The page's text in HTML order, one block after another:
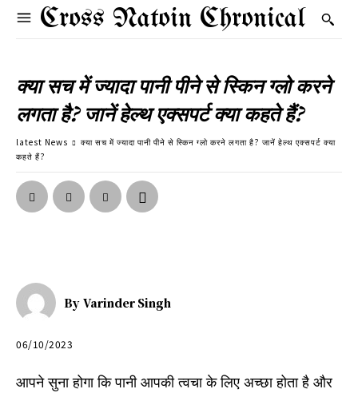
Cross Natoin Chronical
क्या सच में ज्यादा पानी पीने से स्किन ग्लो करने
लगता है? जानें हेल्थ एक्सपर्ट क्या कहते हैं?
latest News
क्या सच में ज्यादा पानी पीने से स्किन ग्लो करने लगता है? जानें हेल्थ एक्सपर्ट क्या
कहते हैं?
By Varinder Singh
06/10/2023
आपने सुना होगा कि पानी आपकी त्वचा के लिए अच्छा होता है और